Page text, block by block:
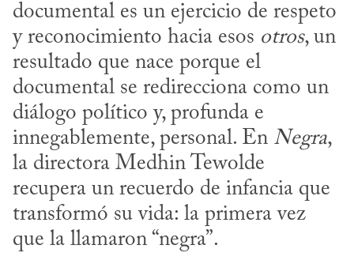
documental es un ejercicio de respeto
y reconocimiento hacia esos otros, un
resultado que nace porque el
documental se redirecciona como un
diálogo político y, profunda e
innegablemente, personal. En Negra,
la directora Medhin Tewolde
recupera un recuerdo de infancia que
transformó su vida: la primera vez
que la llamaron “negra”.